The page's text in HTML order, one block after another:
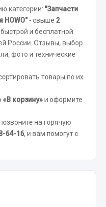
категории: "Запчасти
HOWO"- свыше 2
быстрой и бесплатной
России. Отзывы, выбор
фото и технические
товары по их
«В корзину»и оформите
на горячую
64-16, и вам помогут с